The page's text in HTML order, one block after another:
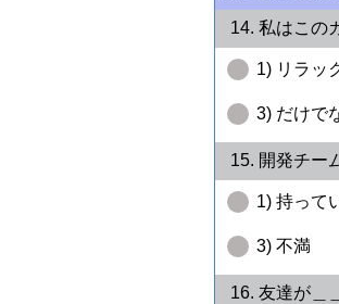
14. 私はこの
1) リラッ
3) だけで
15. 開発チー
1) 持って
3) 不満
16. 友達が＿